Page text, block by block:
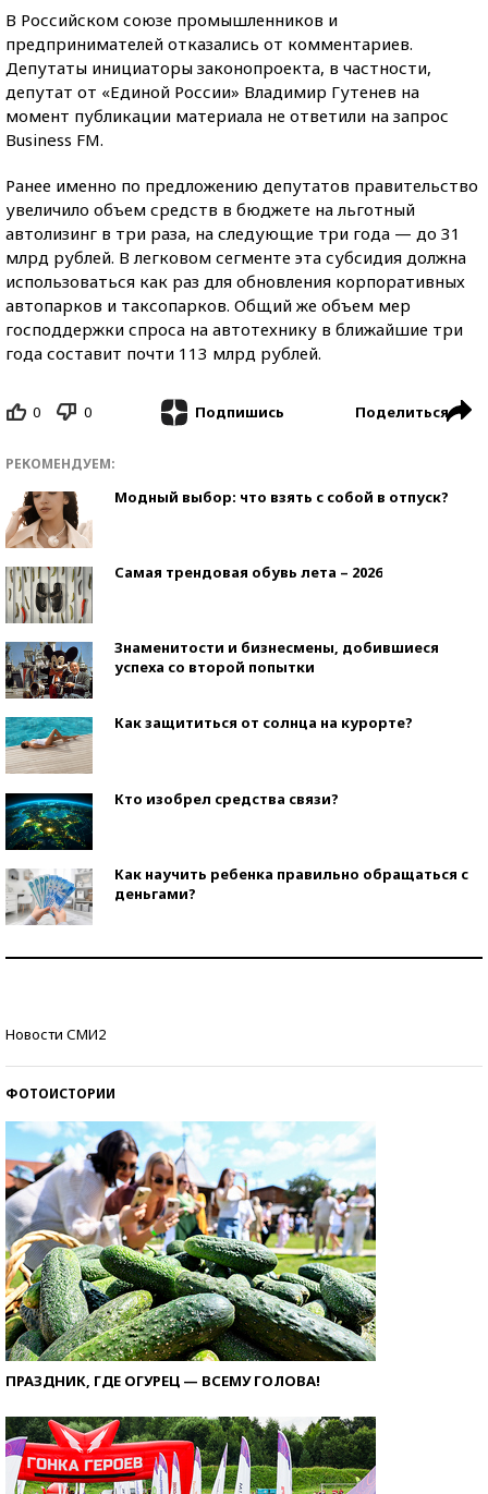
В Российском союзе промышленников и
предпринимателей отказались от комментариев.
Депутаты инициаторы законопроекта, в частности,
депутат от «Единой России» Владимир Гутенев на
момент публикации материала не ответили на запрос
Business FM.
Ранее именно по предложению депутатов правительство
увеличило объем средств в бюджете на льготный
автолизинг в три раза, на следующие три года — до 31
млрд рублей. В легковом сегменте эта субсидия должна
использоваться как раз для обновления корпоративных
автопарков и таксопарков. Общий же объем мер
господдержки спроса на автотехнику в ближайшие три
года составит почти 113 млрд рублей.
0 0 Подпишись Поделиться
РЕКОМЕНДУЕМ:
Модный выбор: что взять с собой в отпуск?
Самая трендовая обувь лета – 2026
Знаменитости и бизнесмены, добившиеся
успеха со второй попытки
Как защититься от солнца на курорте?
Кто изобрел средства связи?
Как научить ребенка правильно обращаться с
деньгами?
Новости СМИ2
ФОТОИСТОРИИ
ПРАЗДНИК, ГДЕ ОГУРЕЦ — ВСЕМУ ГОЛОВА!